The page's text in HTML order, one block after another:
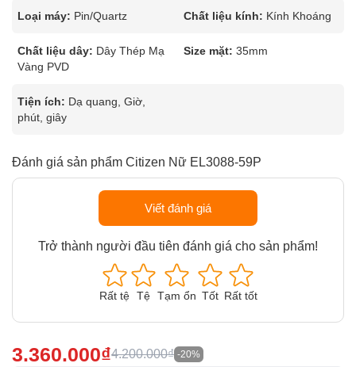
Loại máy: Pin/Quartz Chất liệu kính: Kính Khoáng
Chất liệu dây: Dây Thép Mạ
Vàng PVD
Size mặt: 35mm
Tiện ích: Dạ quang, Giờ,
phút, giây
Đánh giá sản phẩm Citizen Nữ EL3088-59P
Viết đánh giá
Trở thành người đầu tiên đánh giá cho sản phẩm!
Rất tệ Tệ Tạm ổn Tốt Rất tốt
3.360.000₫4.200.000₫ -20%